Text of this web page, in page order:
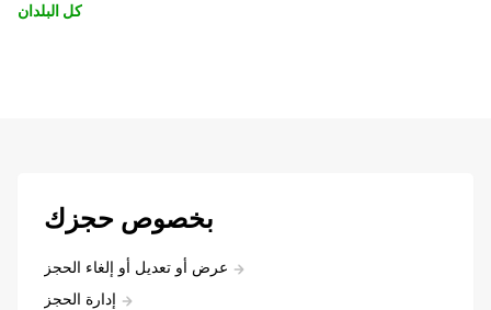
كل البلدان
بخصوص حجزك
عرض أو تعديل أو إلغاء الحجز
إدارة الحجز